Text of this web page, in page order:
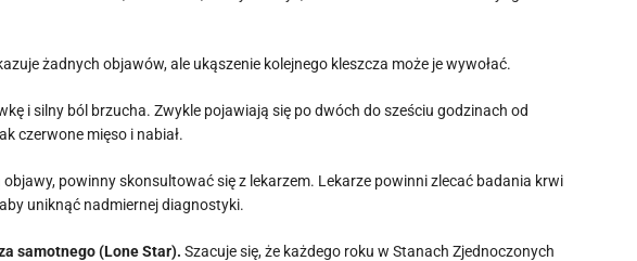
żadnych objawów, ale ukąszenie kolejnego kleszcza może je wywołać.
i silny ból brzucha. Zwykle pojawiają się po dwóch do sześciu godzinach od
czerwone mięso i nabiał.
powinny skonsultować się z lekarzem. Lekarze powinni zlecać badania krwi
uniknąć nadmiernej diagnostyki.
samotnego (Lone Star). Szacuje się, że każdego roku w Stanach Zjednoczonych